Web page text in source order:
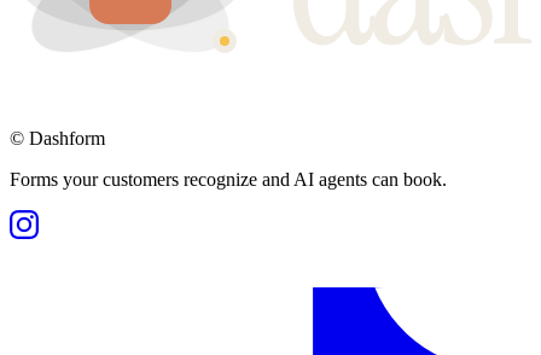
© Dashform
Forms your customers recognize and AI agents can book.